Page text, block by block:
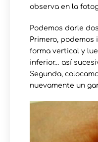
observa en la
Podemos darle
Primero, podemos
forma vertical y
inferior… así
Segunda,
nuevamente un